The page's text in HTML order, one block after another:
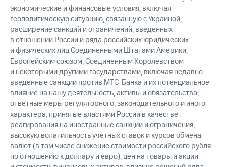
экономические и финансовые условия, включая
геополитическую ситуацию, связанную с Украиной;
расширение санкций и ограничений, введенных
в отношении России и ряда российских юридических
и физических лиц Соединенными Штатами Америки,
Европейским союзом, Соединенным Королевством
и некоторыми другими государствами, включая недавно
введенные санкции против МТС-Банка и их потенциальное
влияние на нашу деятельность, активы и обязательства;
ответные меры регуляторного, законодательного и иного
характера, принятые властями России в качестве
реагирования на иностранные санкции и ограничения;
высокую волатильность учетных ставок и курсов обмена
валют (в том числе снижение стоимости российского рубля
по отношению к доллару и евро), цен на товары и акции